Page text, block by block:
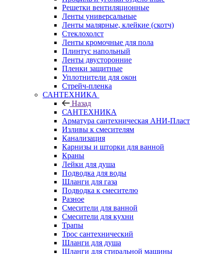
Решетки вентиляционные
Ленты универсальные
Ленты малярные, клейкие (скотч)
Стеклохолст
Ленты кромочные для пола
Плинтус напольный
Ленты двусторонние
Пленки защитные
Уплотнители для окон
Стрейч-пленка
САНТЕХНИКА
Назад
САНТЕХНИКА
Арматура сантехническая АНИ-Пласт
Изливы к смесителям
Канализация
Карнизы и шторки для ванной
Краны
Лейки для душа
Подводка для воды
Шланги для газа
Подводка к смесителю
Разное
Смесители для ванной
Смесители для кухни
Трапы
Трос сантехнический
Шланги для душа
Шланги для стиральной машины